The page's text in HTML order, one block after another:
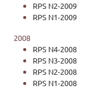
RPS N2-2009
RPS N1-2009
2008
RPS N4-2008
RPS N3-2008
RPS N2-2008
RPS N1-2008